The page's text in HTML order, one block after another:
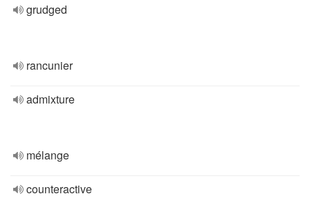
grudged
rancunier
admixture
mélange
counteractive